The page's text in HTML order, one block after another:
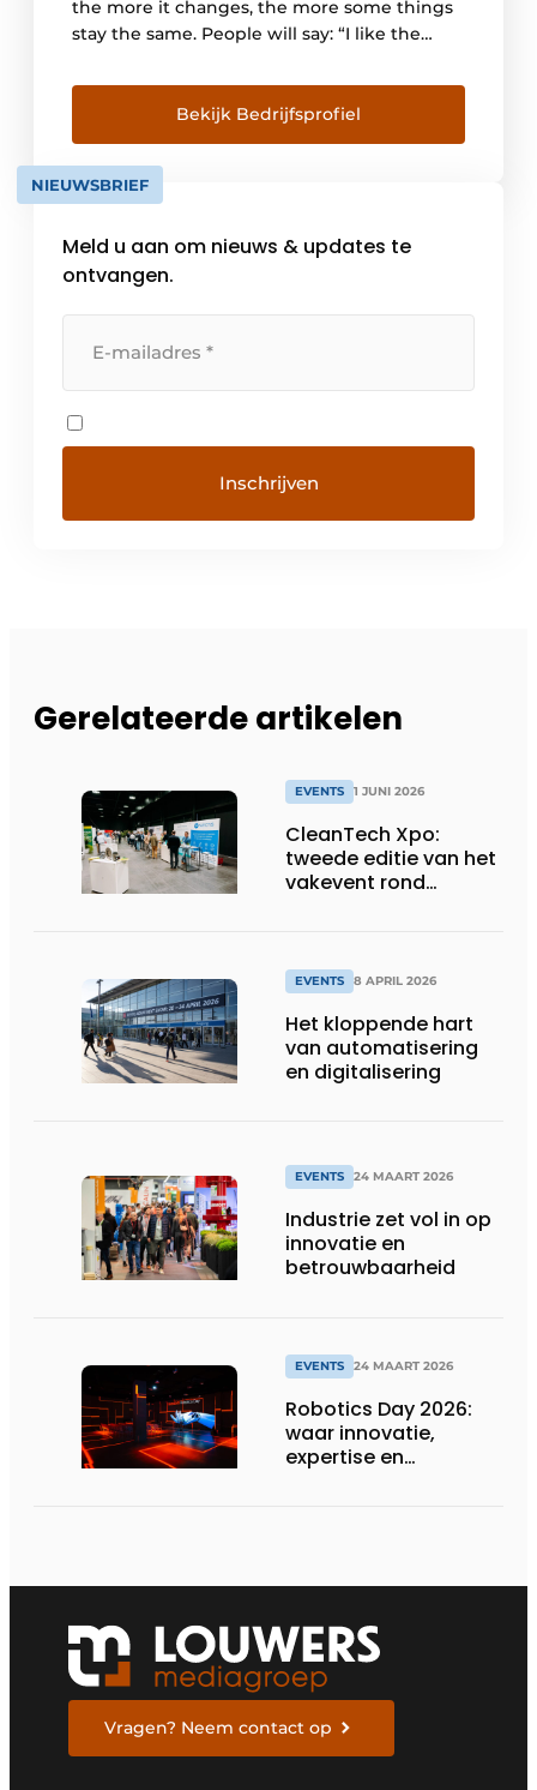
the more it changes, the more some things
stay the same. People will say: “I like the
events business has a great future ahead of
it. There is no substitute for “being
there”. Only […]
Bekijk Bedrijfsprofiel
NIEUWSBRIEF
Meld u aan om nieuws & updates te
ontvangen.
Gerelateerde artikelen
EVENTS 1 JUNI 2026
CleanTech Xpo:
tweede editie van het
vakevent rond
EVENTS 8 APRIL 2026
Het kloppende hart
van automatisering
en digitalisering
EVENTS 24 MAART 2026
Industrie zet vol in op
innovatie en
betrouwbaarheid
EVENTS 24 MAART 2026
Robotics Day 2026:
waar innovatie,
expertise en
Vragen? Neem contact op